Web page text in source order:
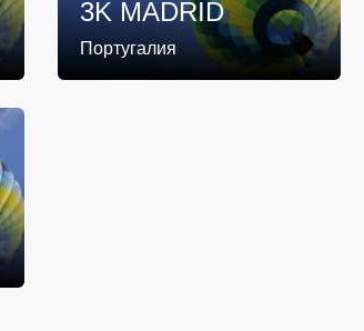
3K MADRID
Португалия